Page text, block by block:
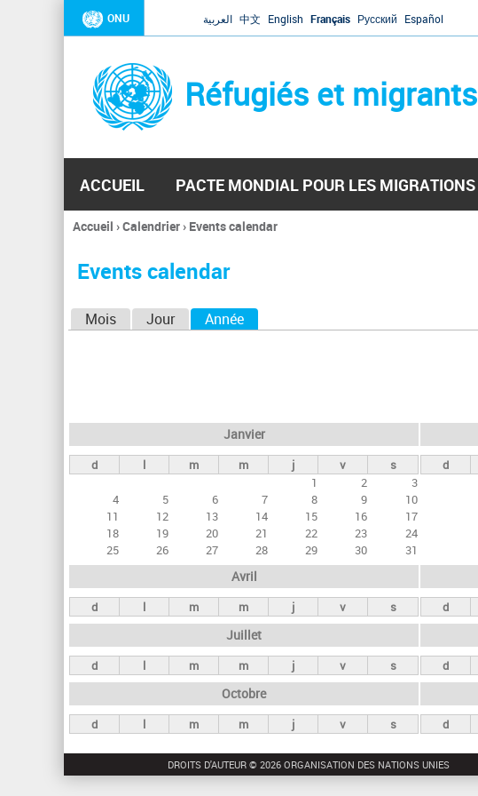
ONU العربية 中文 English Français Русский Español
Réfugiés et migrants
ACCUEIL PACTE MONDIAL POUR LES MIGRATIONS
Vous
ici
Accueil ›Calendrier› Events calendar
Events calendar
e
t
s
n
c
i
p
a
x
Mois Jour Année
Janvier
d l m m j v
s
1
2
3
4
5 6 7 8 9
10
11
12 13 14 15 16
17
18
19 20 21 22 23
24
25
26 27 28 29 30 31
d
Avril
d l m m j v s d
Juillet
d l m m j v s d
Octobre
d l m m j v s d
DROITS D'AUTEUR © 2026 ORGANISATION DES NATIONS UNIES